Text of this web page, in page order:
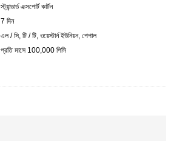
স্ট্যান্ডার্ড এক্সপোর্ট কার্টন
7 দিন
এল / সি, টি / টি, ওয়েস্টার্ন ইউনিয়ন, পেপাল
প্রতি মাসে 100,000 পিসি